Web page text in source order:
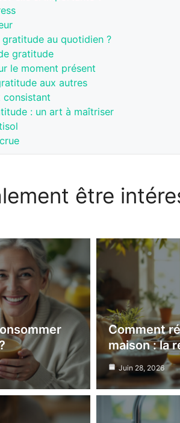
au quotidien ?
gratitude
le moment présent
aux autres
consistant
: un art à maîtriser
être
Comment
maison : la
Juin 28, 2026